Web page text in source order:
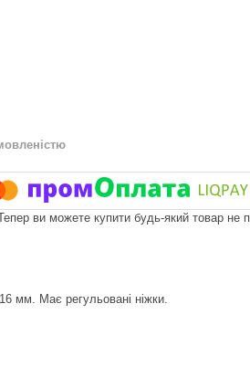
ви можете купити будь-який товар не
мм. Має регульовані ніжки.